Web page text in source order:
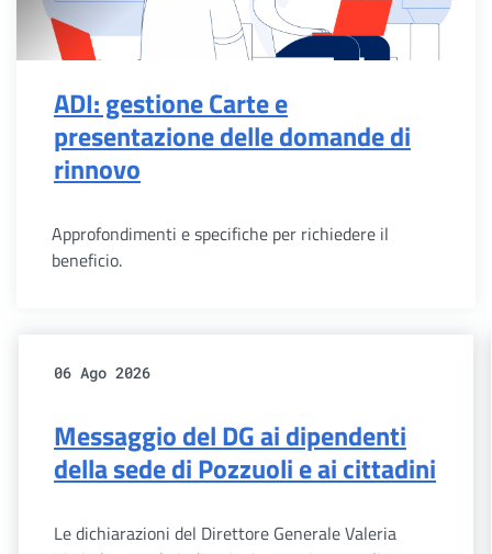
ADI: gestione Carte e
presentazione delle domande di
rinnovo
Approfondimenti e specifiche per richiedere il
beneficio.
06 Ago 2026
Messaggio del DG ai dipendenti
della sede di Pozzuoli e ai cittadini
Le dichiarazioni del Direttore Generale Valeria